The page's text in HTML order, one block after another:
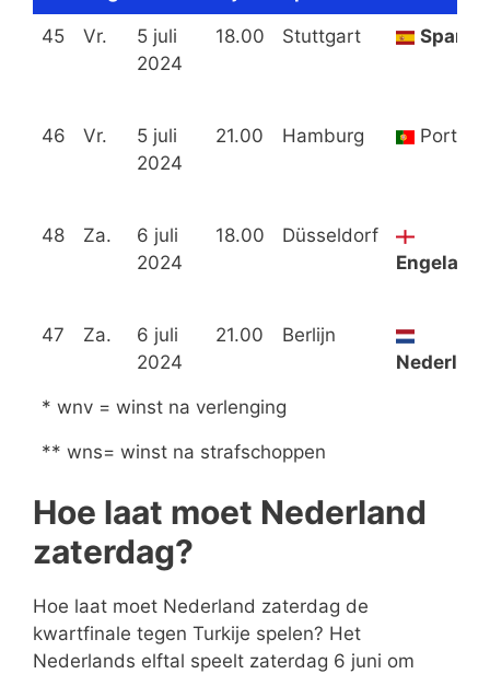
45 Vr.
5 juli
2024
18.00 Stuttgart Spanje
46 Vr.
5 juli
2024
21.00 Hamburg
48 Za.
6 juli
2024
18.00
Düsseldorf
Engeland
47 Za.
6 juli
2024
21.00
Berlijn
* wnv = winst na verlenging
** wns= winst na strafschoppen
Hoe laat moet Nederland
zaterdag?
Hoe laat moet Nederland zaterdag de
kwartfinale tegen Turkije spelen? Het
Nederlands elftal speelt zaterdag 6 juni om